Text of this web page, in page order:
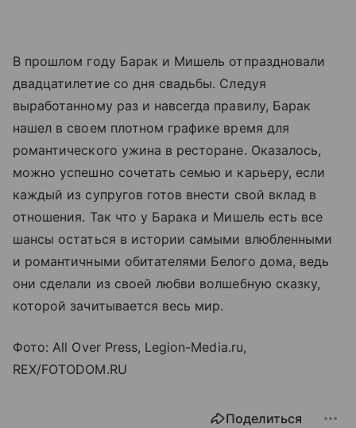
В прошлом году Барак и Мишель отпраздновали
двадцатилетие со дня свадьбы. Следуя
выработанному раз и навсегда правилу, Барак
нашел в своем плотном графике время для
романтического ужина в ресторане. Оказалось,
можно успешно сочетать семью и карьеру, если
каждый из супругов готов внести свой вклад в
отношения. Так что у Барака и Мишель есть все
шансы остаться в истории самыми влюбленными
и романтичными обитателями Белого дома, ведь
они сделали из своей любви волшебную сказку,
которой зачитывается весь мир.
Фото: All Over Press, Legion-Media.ru,
REX/FOTODOM.RU
Поделиться